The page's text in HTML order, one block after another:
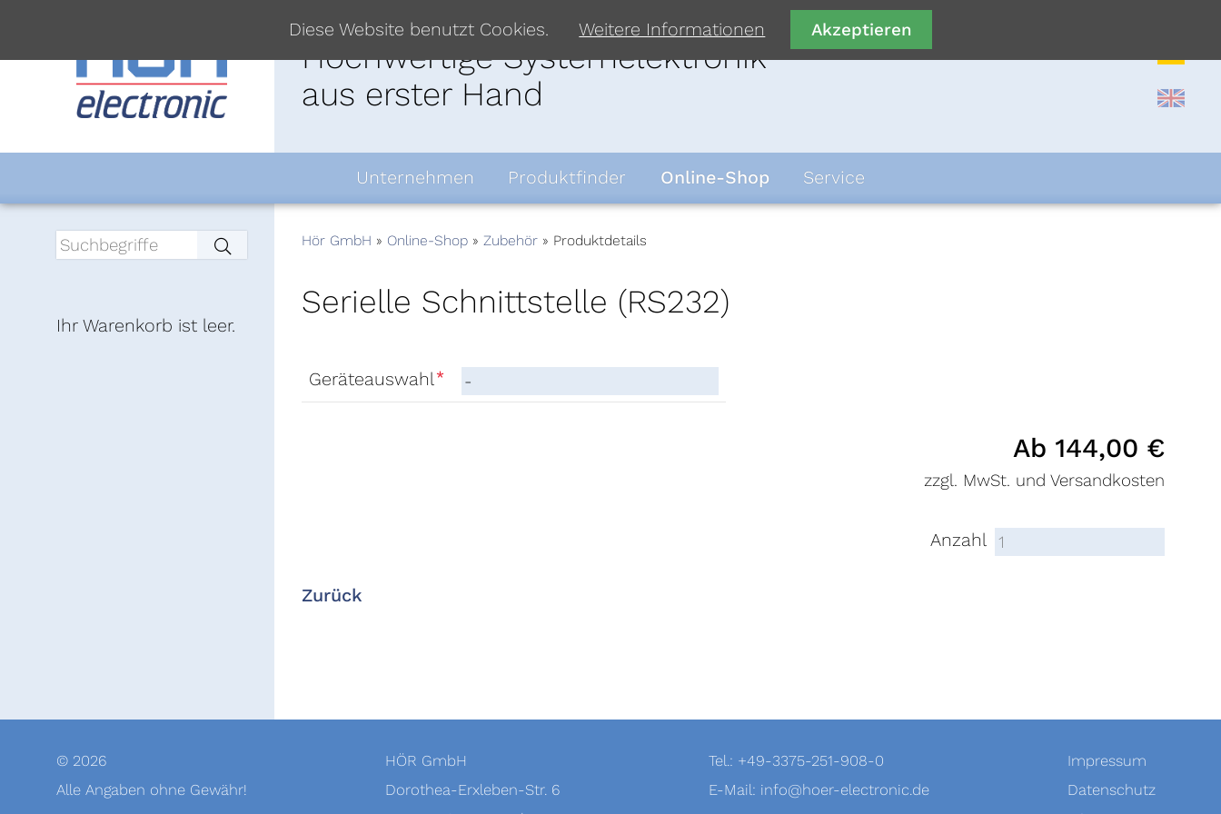
Hochwertige Systemelektronik
aus erster Hand
Unternehmen Produktfinder Online-Shop Service
Hör GmbH Online-Shop Zubehör Produktdetails
Serielle Schnittstelle (RS232)
Geräteauswahl*
Ab 144,00 €
zzgl. MwSt. und Versandkosten
Anzahl
Zurück
Ihr Warenkorb ist leer.
© 2026
Alle Angaben ohne Gewähr!
HÖR GmbH
Dorothea-Erxleben-Str. 6
Tel.: +49-3375-251-908-0
E-Mail: info@hoer-electronic.de
Impressum
Datenschutz
Diese Website benutzt Cookies. Weitere Informationen Akzeptieren